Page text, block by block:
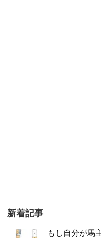
新着記事
もし自分が馬